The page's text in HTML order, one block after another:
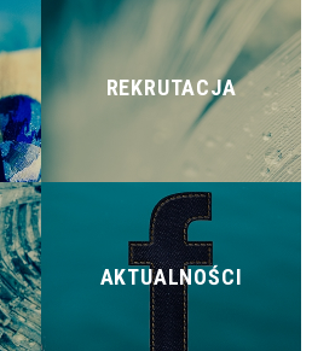
REKRUTACJA
AKTUALNOŚCI